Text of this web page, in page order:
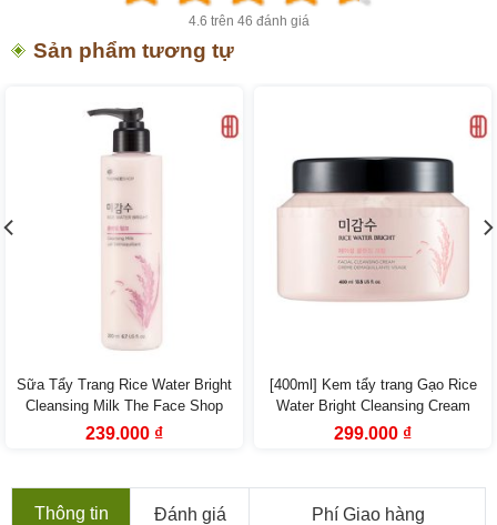
4.6 trên 46 đánh giá
Sản phẩm tương tự
Sữa Tẩy Trang Rice Water Bright
Cleansing Milk The Face Shop
(200ml)
Giá
239.000 ₫Giá
239.000 ₫.
[400ml] Kem tẩy trang Gạo Rice
Water Bright Cleansing Cream
The Face Shop
Giá
299.000 ₫Giá
299.000 ₫.
Thông tin Đánh giá Phí Giao hàng